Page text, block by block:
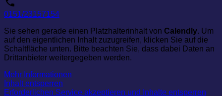
0151/23157154
Sie sehen gerade einen Platzhalterinhalt von Calendly. Um
auf den eigentlichen Inhalt zuzugreifen, klicken Sie auf die
Schaltfläche unten. Bitte beachten Sie, dass dabei Daten an
Drittanbieter weitergegeben werden.
Mehr Informationen
Inhalt entsperren
Erforderlichen Service akzeptieren und Inhalte entsperren